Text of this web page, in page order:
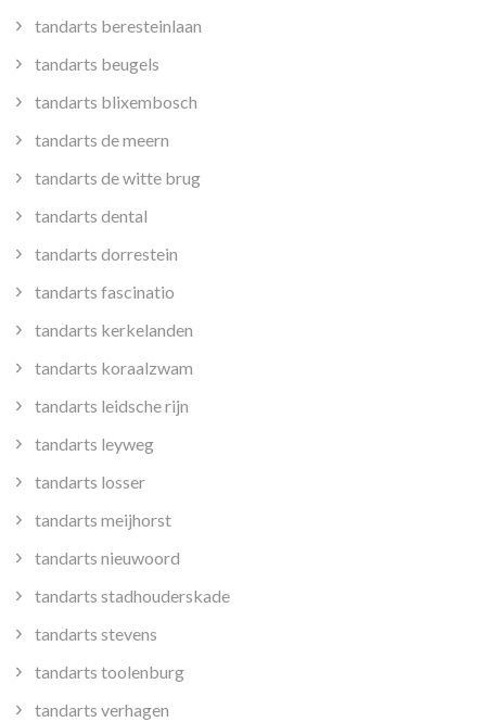
tandarts beresteinlaan
tandarts beugels
tandarts blixembosch
tandarts de meern
tandarts de witte brug
tandarts dental
tandarts dorrestein
tandarts fascinatio
tandarts kerkelanden
tandarts koraalzwam
tandarts leidsche rijn
tandarts leyweg
tandarts losser
tandarts meijhorst
tandarts nieuwoord
tandarts stadhouderskade
tandarts stevens
tandarts toolenburg
tandarts verhagen